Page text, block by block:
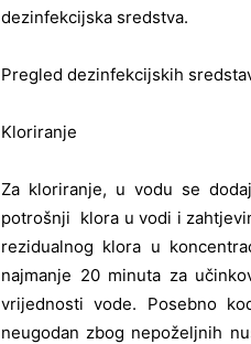
dezinfekcijska sredstva.
Pregled dezinfekcijskih
Kloriranje
Za kloriranje, u vodu se
potrošnji klora u vodi i
rezidualnog klora u
najmanje 20 minuta za
vrijednosti vode. Posebno
neugodan zbog nepoželjnih